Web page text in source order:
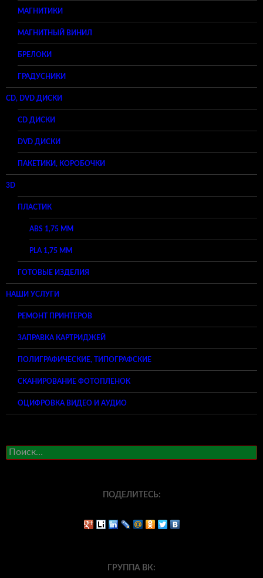
МАГНИТИКИ
МАГНИТНЫЙ ВИНИЛ
БРЕЛОКИ
ГРАДУСНИКИ
CD, DVD ДИСКИ
CD ДИСКИ
DVD ДИСКИ
ПАКЕТИКИ, КОРОБОЧКИ
3D
ПЛАСТИК
ABS 1,75 ММ
PLA 1,75 ММ
ГОТОВЫЕ ИЗДЕЛИЯ
НАШИ УСЛУГИ
РЕМОНТ ПРИНТЕРОВ
ЗАПРАВКА КАРТРИДЖЕЙ
ПОЛИГРАФИЧЕСКИЕ, ТИПОГРАФСКИЕ
СКАНИРОВАНИЕ ФОТОПЛЕНОК
ОЦИФРОВКА ВИДЕО И АУДИО
Найти:
ПОДЕЛИТЕСЬ:
ГРУППА ВК: